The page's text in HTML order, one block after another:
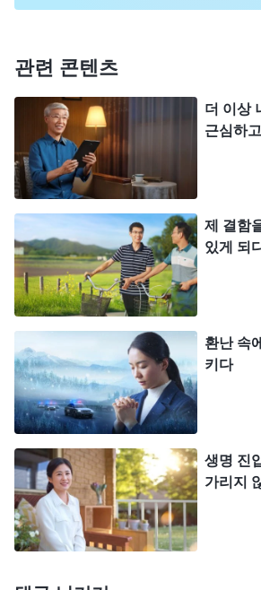
지킬 수 있다고 생각했습니다. 하
니다. 하나님 집이 사람을 교체할
으며 본분을 이행하다 약간의 실
본분 이행의 성과가 좋지 않다는
하는 것이 아닙니다. 오히려 사람
성 본질에 따라 종합적으로 평가
실수한 후에 스스로를 반성하고
진정한 회개가 있는지를 보십니
신자 양육 본분을 이행했을 때처럼
에 사람들과 협력할 때 늘 사람들
는 잠시 힘들어하다가 나중에는 제
결하는 데 집중하지도 않았습니
대충 양육하고, 겉치레로만 일하
나 붙들어 주지 않았습니다. 사역
게 많은 새 신자들이 정상적으로
것을 보고도 제 마음은 잠시 힘들
여전히 이런 문제를 해결하기 위
니다. 교회는 저의 일관된 모습을
관련 콘텐츠
더 이상
근심하
제 결함
있게 되
환난 속
키다
생명 진
가리지